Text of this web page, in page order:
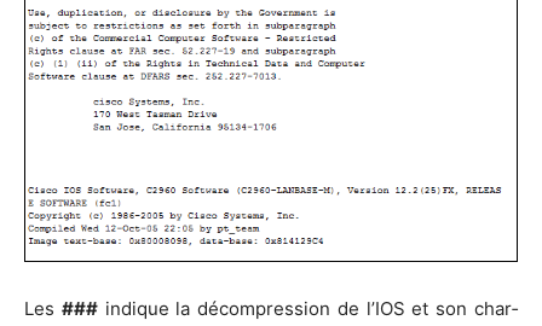
Les ###indique la décom­pres­sion de l’IOS et son char­